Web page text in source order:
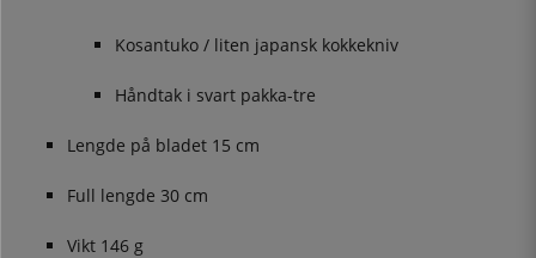
Kosantuko / liten japansk kokkekniv
Håndtak i svart pakka-tre
Lengde på bladet 15 cm
Full lengde 30 cm
Vikt 146 g